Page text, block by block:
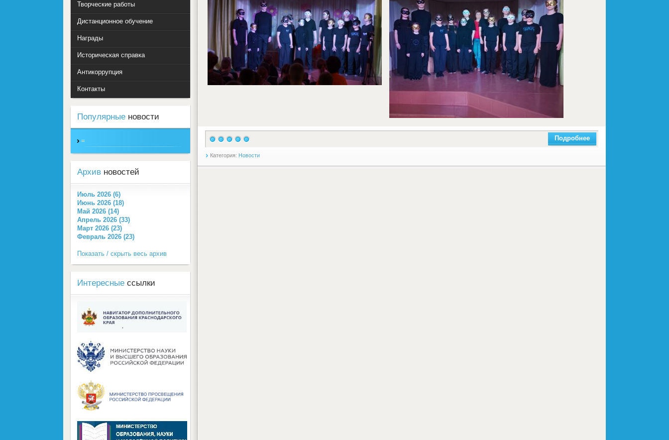
Подробнее
Категория: Новости
Творческие работы
Дистанционное обучение
Награды
Историческая справка
Антикоррупция
Контакты
Популярные новости
=
Архив новостей
Июль 2026 (6)
Июнь 2026 (18)
Май 2026 (14)
Апрель 2026 (33)
Март 2026 (23)
Февраль 2026 (23)
Показать / скрыть весь архив
Интересные ссылки